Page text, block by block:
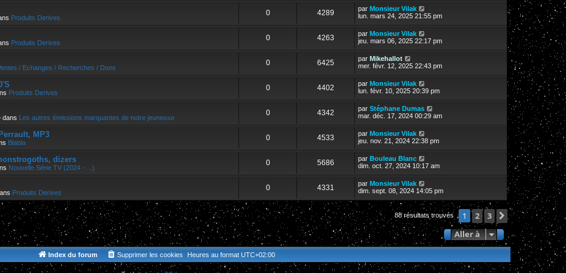
Produits Derives
0 4289 par Monsieur Vilak
lun. mars 24, 2025 21:55 pm
Produits Derives
0 4263 par Monsieur Vilak
jeu. mars 06, 2025 22:17 pm
/ Echanges / Recherches / Dons
0 6425 par Mikehallot
mer. févr. 12, 2025 22:43 pm
Produits Derives
0 4402 par Monsieur Vilak
lun. févr. 10, 2025 20:39 pm
dans Les autres émissions marquantes de notre jeunesse
0 4342 par Stéphane Dumas
mar. déc. 17, 2024 00:29 am
MP3
Blabla
0 4533 par Monsieur Vilak
jeu. nov. 21, 2024 22:38 pm
dizers
Nouvelle Série TV (2024 - ...)
0 5686 par Bouleau Blanc
dim. oct. 27, 2024 10:17 am
Produits Derives
0 4331 par Monsieur Vilak
dim. sept. 08, 2024 14:05 pm
88 résultats trouvés 1 2 3 Suivante
Aller à
Index du forum Heures au format UTC+02:00
Supprimer les cookies